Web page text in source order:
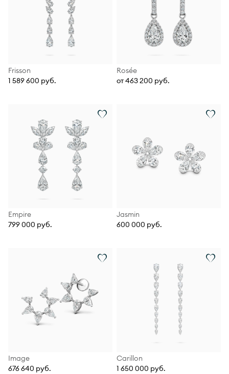
Frisson
1 589 600 руб.
Rosée
от 463 200 руб.
Empire
799 000 руб.
Jasmin
600 000 руб.
Image
676 640 руб.
Carillon
1 650 000 руб.